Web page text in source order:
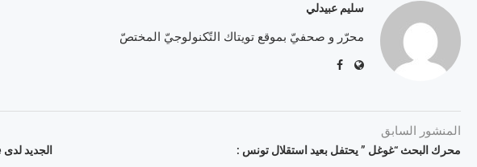
سليم عبيدلي
محرّر و صحفيّ بموقع تويتاك التّكنولوجيّ المختصّ
المنشور السابق
محرك البحث “غوغل ” يحتفل بعيد استقلال تونس : الجديد لدى Play store : التطبيقات تتطلب من الان فصاعدا اثباتا :